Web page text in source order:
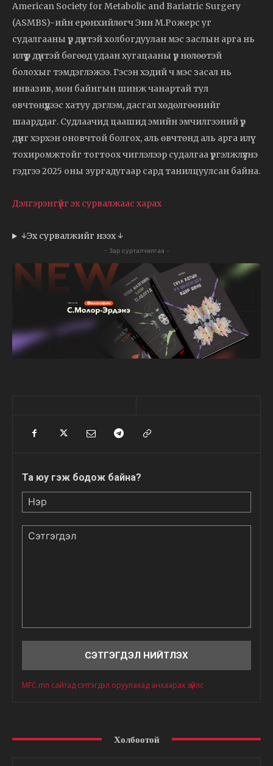
American Society for Metabolic and Bariatric Surgery
(ASMBS)-ийн ерөнхийлөгч Энн М.Рожерс уг
судалгааны үр дүнтэй холбогдуулан мэс заслын арга нь
илүү үр дүнтэй бөгөөд удаан хугацааны үр нөлөөтэй
болохыг тэмдэглэжээ. Гэсэн хэдий ч мэс засал нь
инвазив, мөн байнгын шинж чанартай тул
өвчтөнүүдээс хатуу дэглэм, дасгал хөдөлгөөнийг
шаарддаг. Судлаачид цаашид эмийн эмчилгээний үр
дүнг хэрхэн оновчтой болгох, аль өвчтөнд аль арга илүү
тохиромжтойг тогтоох чиглэлээр судалгаа үргэлжлүүлнэ
гэдгээ 2025 оны зургадугаар сард танилцуулсан байна.
Дэлгэрэнгүйг эх сурвалжаас харах
↓Эх сурвалжийг нээх ↓
- Зар сурталчилгаа -
Та юу гэж бодож байна?
MFC.mn сайтад сэтгэгдэл оруулахад анхаарах зүйлс
Холбоотой